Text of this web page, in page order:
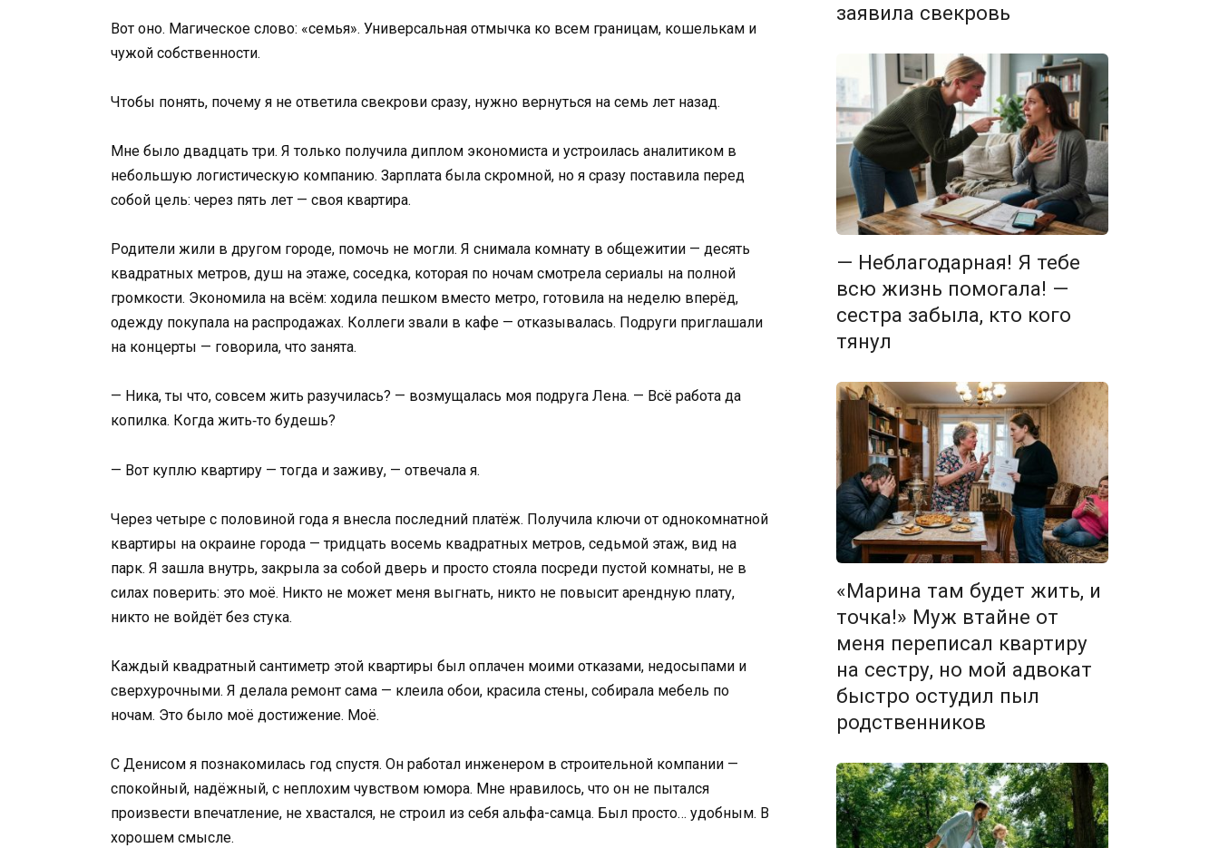
Вот оно. Магическое слово: «семья». Универсальная отмычка ко всем границам, кошелькам и
чужой собственности.
Чтобы понять, почему я не ответила свекрови сразу, нужно вернуться на семь лет назад.
Мне было двадцать три. Я только получила диплом экономиста и устроилась аналитиком в
небольшую логистическую компанию. Зарплата была скромной, но я сразу поставила перед
собой цель: через пять лет — своя квартира.
Родители жили в другом городе, помочь не могли. Я снимала комнату в общежитии — десять
квадратных метров, душ на этаже, соседка, которая по ночам смотрела сериалы на полной
громкости. Экономила на всём: ходила пешком вместо метро, готовила на неделю вперёд,
одежду покупала на распродажах. Коллеги звали в кафе — отказывалась. Подруги приглашали
на концерты — говорила, что занята.
— Ника, ты что, совсем жить разучилась? — возмущалась моя подруга Лена. — Всё работа да
копилка. Когда жить‑то будешь?
— Вот куплю квартиру — тогда и заживу, — отвечала я.
Через четыре с половиной года я внесла последний платёж. Получила ключи от однокомнатной
квартиры на окраине города — тридцать восемь квадратных метров, седьмой этаж, вид на
парк. Я зашла внутрь, закрыла за собой дверь и просто стояла посреди пустой комнаты, не в
силах поверить: это моё. Никто не может меня выгнать, никто не повысит арендную плату,
никто не войдёт без стука.
Каждый квадратный сантиметр этой квартиры был оплачен моими отказами, недосыпами и
сверхурочными. Я делала ремонт сама — клеила обои, красила стены, собирала мебель по
ночам. Это было моё достижение. Моё.
С Денисом я познакомилась год спустя. Он работал инженером в строительной компании —
спокойный, надёжный, с неплохим чувством юмора. Мне нравилось, что он не пытался
произвести впечатление, не хвастался, не строил из себя альфа-самца. Был просто… удобным. В
хорошем смысле.
заявила свекровь
— Неблагодарная! Я тебе
всю жизнь помогала! —
сестра забыла, кто кого
тянул
«Марина там будет жить, и
точка!» Муж втайне от
меня переписал квартиру
на сестру, но мой адвокат
быстро остудил пыл
родственников